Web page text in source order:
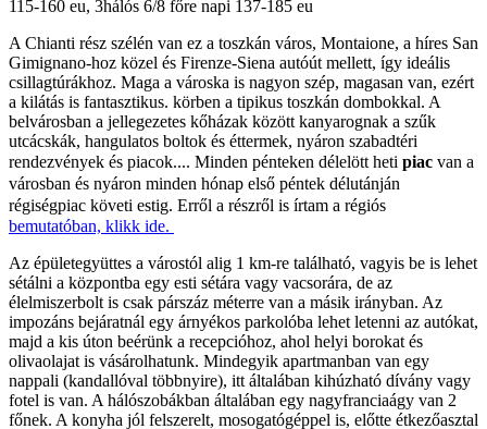
115-160 eu, 3hálós 6/8 főre napi 137-185 eu
A Chianti rész szélén van ez a toszkán város, Montaione, a híres San
Gimignano-hoz közel és Firenze-Siena autóút mellett, így ideális
csillagtúrákhoz. Maga a városka is nagyon szép, magasan van, ezért
a kilátás is fantasztikus. körben a tipikus toszkán dombokkal. A
belvárosban a jellegezetes kőházak között kanyarognak a szűk
utcácskák, hangulatos boltok és éttermek, nyáron szabadtéri
rendezvények és piacok.... Minden pénteken délelött heti piac van a
városban és nyáron minden hónap első péntek délutánján
régiségpiac követi estig. Erről a részről is írtam a régiós
bemutatóban, klikk ide.
Az épületegyüttes a várostól alig 1 km-re található, vagyis be is lehet
sétálni a központba egy esti sétára vagy vacsorára, de az
élelmiszerbolt is csak párszáz méterre van a másik irányban. Az
impozáns bejáratnál egy árnyékos parkolóba lehet letenni az autókat,
majd a kis úton beérünk a recepcióhoz, ahol helyi borokat és
olivaolajat is vásárolhatunk. Mindegyik apartmanban van egy
nappali (kandallóval többnyire), itt általában kihúzható dívány vagy
fotel is van. A hálószobákban általában egy nagyfranciaágy van 2
főnek. A konyha jól felszerelt, mosogatógéppel is, előtte étkezőasztal